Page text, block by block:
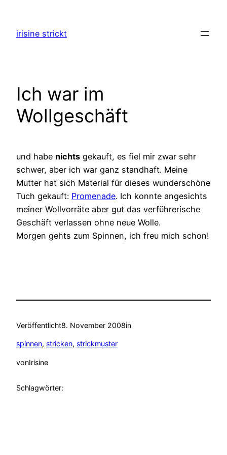
springen
irisine strickt
Ich war im
Wollgeschäft
und habe nichts gekauft, es fiel mir zwar sehr
schwer, aber ich war ganz standhaft. Meine
Mutter hat sich Material für dieses wunderschöne
Tuch gekauft: Promenade. Ich konnte angesichts
meiner Wollvorräte aber gut das verführerische
Geschäft verlassen ohne neue Wolle.
Morgen gehts zum Spinnen, ich freu mich schon!
Veröffentlicht8. November 2008in
spinnen, stricken, strickmuster
vonIrisine
Schlagwörter: